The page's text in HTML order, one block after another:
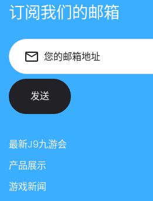
订阅我们的邮箱
您的邮箱地址
发送
最新J9九游会
产品展示
游戏新闻